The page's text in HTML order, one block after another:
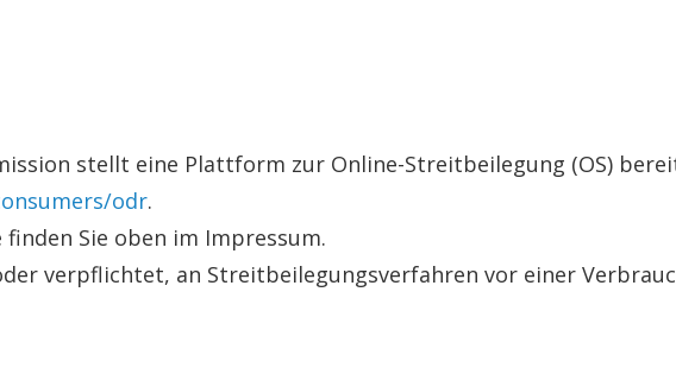
stellt eine Plattform zur Online-Streitbeilegung (OS)
odr.
finden Sie oben im Impressum.
verpflichtet, an Streitbeilegungsverfahren vor einer